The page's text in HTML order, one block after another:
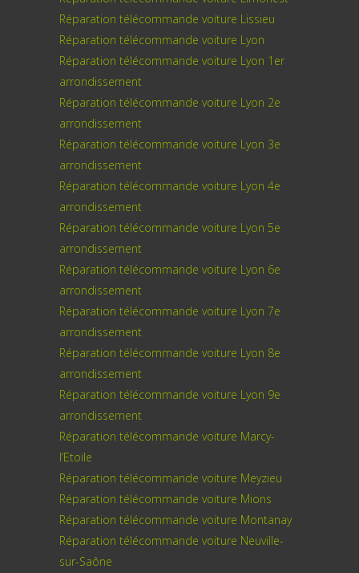
Réparation télécommande voiture Lissieu
Réparation télécommande voiture Lyon
Réparation télécommande voiture Lyon 1er
arrondissement
Réparation télécommande voiture Lyon 2e
arrondissement
Réparation télécommande voiture Lyon 3e
arrondissement
Réparation télécommande voiture Lyon 4e
arrondissement
Réparation télécommande voiture Lyon 5e
arrondissement
Réparation télécommande voiture Lyon 6e
arrondissement
Réparation télécommande voiture Lyon 7e
arrondissement
Réparation télécommande voiture Lyon 8e
arrondissement
Réparation télécommande voiture Lyon 9e
arrondissement
Réparation télécommande voiture Marcy-
l’Etoile
Réparation télécommande voiture Meyzieu
Réparation télécommande voiture Mions
Réparation télécommande voiture Montanay
Réparation télécommande voiture Neuville-
sur-Saône